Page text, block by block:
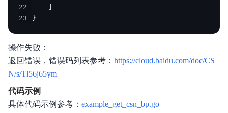
22
]
23
}
操作失败：
返回错误，错误码列表参考： https://cloud.baidu.com/doc/CS
N/s/Tl56j65ym
代码示例
具体代码示例参考： example_get_csn_bp.go